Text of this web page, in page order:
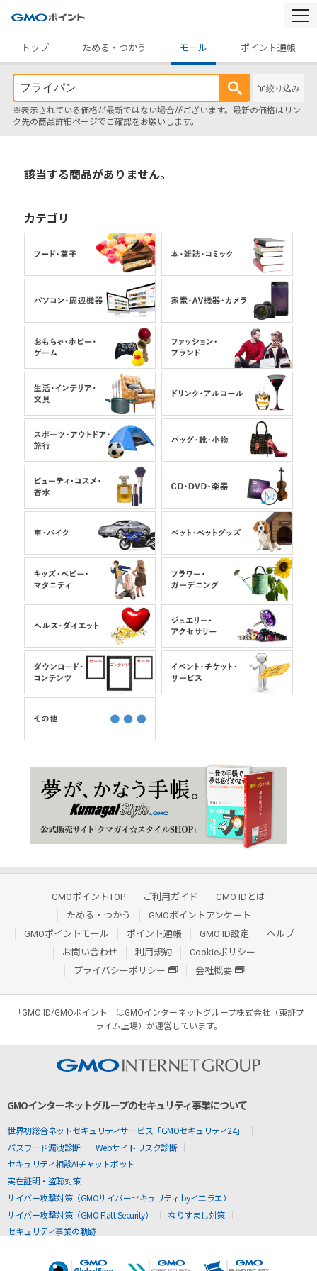
トップ
ためる・つかう モール ポイント通帳
絞り込み
※表示されている価格が最新ではない場合がございます。最新の価格はリン
ク先の商品詳細ページでご確認をお願いします。
該当する商品がありません。
カテゴリ
GMOポイントTOP ご利用ガイド
GMO IDとは
ためる・つかう
GMOポイントアンケート
GMOポイントモール
ポイント通帳 GMO ID設定
ヘルプ
お問い合わせ
利用規約
Cookieポリシー
プライバシーポリシー
会社概要
「GMO ID/GMOポイント」はGMOインターネットグループ株式会社（東証プ
ライム上場）が運営しています。
GMOインターネットグループのセキュリティ事業について
世界初総合ネットセキュリティサービス「GMOセキュリティ24」
パスワード漏洩診断
Webサイトリスク診断
セキュリティ相談AIチャットボット
実在証明・盗聴対策
サイバー攻撃対策（GMOサイバーセキュリティ byイエラエ）
サイバー攻撃対策（GMO Flatt Security）
なりすまし対策
セキュリティ事業の軌跡